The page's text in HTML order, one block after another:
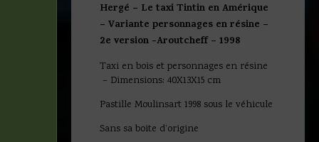
Hergé – Le taxi Tintin en Amérique
– Variante personnages en résine –
2e version -Aroutcheff – 1998
Taxi en bois et personnages en résine
– Dimensions: 40X13X15 cm
Pastille Moulinsart 1998 sous le véhicule
Sans sa boite d’origine